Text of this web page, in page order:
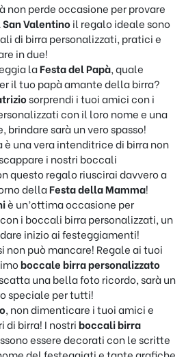
non perde occasione per provare
San Valentinoil regalo ideale sono
di birra personalizzati, pratici e
in due!
laFesta del Papà, quale
il tuo papà amante della birra?
sorprendi i tuoi amici con i
con il loro nome e una
sarà un vero spasso!
è una vera intenditrice di birra non
i nostri boccali
questo regalo riuscirai davvero a
dellaFesta della Mamma!
è un’ottima occasione per
i boccali birra personalizzati, un
inizio ai festeggiamenti!
non può mancare! Regale ai tuoi
boccale birra personalizzato
una bella foto ricordo, sarà un
speciale per tutti!
, non dimenticare i tuoi amici e
di birra! I nostriboccali birra
essere decorati con le scritte